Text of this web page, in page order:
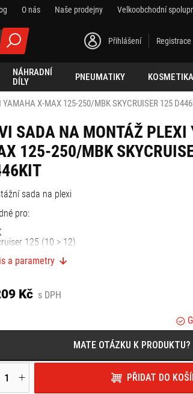
O nás Naše prodejny Velkoobchodní
Přihlášení Registrace
NÁHRADNÍ
DÍLY
PNEUMATIKY KOSMETIKA
X-MAX 125-250/MBK SKYCRUISER 125
SADA NA MONTÁŽ PLEXI
125-250/MBK
sada na plexi
pro:
125 (10 > 12)
a parametry
Kč s DPH
MATE OTÁZKU K PRODUKTU?
PŘIDAT DO